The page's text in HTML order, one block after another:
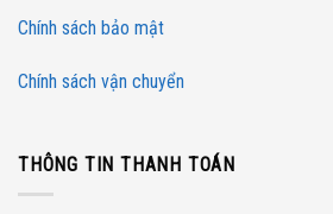
Chính sách bảo mật
Chính sách vận chuyển
THÔNG TIN THANH TOÁN